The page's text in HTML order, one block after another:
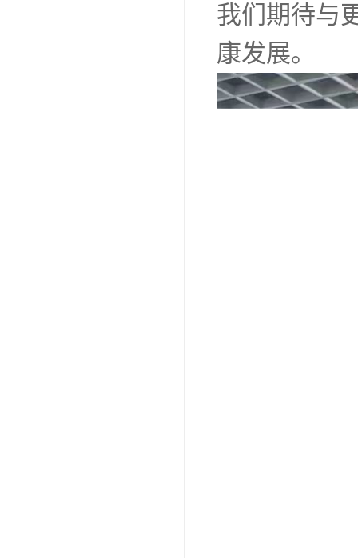
我们期待与
康发展。